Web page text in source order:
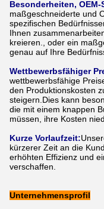
Besonderheiten, OEM-
maßgeschneiderte und
spezifischen
Ihnen
kreieren., oder ein
genau auf Ihre
Wettbewerbsfähiger
wettbewerbsfähige
den Produktionskosten
steigern.Dies kann
die mit einem knappen
müssen, ihre Kosten
Kurze Vorlaufzeit:
kürzerer Zeit an die
erhöhten Effizienz und
verschaffen.
Unternehmensprofil